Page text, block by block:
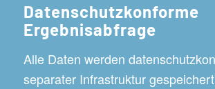
Datenschutzkonforme
Ergebnisabfrage
Alle Daten werden
separater Infrastruktur